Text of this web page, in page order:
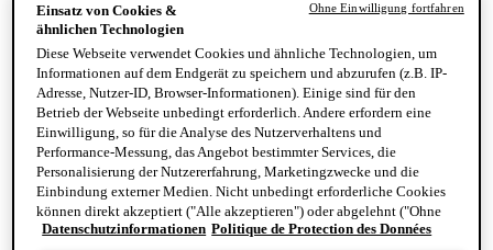
Finde deinen Hauttyp
Hand & Körper
Kategorie
Handseife & Balsam
Seife am Stück
Reinigung & Peeling für den Körper
Körperbalsame und Öle
Mundpflege & Deodorants
Alle Hand- und Körperpflegeprodukte anzeigen
Bemerkenswerte Formulierungen
Resurrection Aromatique Hand Wash
Eleos Aromatique Hand Balm
Einsatz von Cookies &
ähnlichen Technologien
Diese Webseite verwendet Cookies und ähnliche Technologien, um
Informationen auf dem Endgerät zu speichern und abzurufen (z.B. IP-
Adresse, Nutzer-ID, Browser-Informationen). Einige sind für den
Betrieb der Webseite unbedingt erforderlich. Andere erfordern eine
Einwilligung, so für die Analyse des Nutzerverhaltens und
Performance-Messung, das Angebot bestimmter Services, die
Personalisierung der Nutzererfahrung, Marketingzwecke und die
Einbindung externer Medien. Nicht unbedingt erforderliche Cookies
können direkt akzeptiert ("Alle akzeptieren") oder abgelehnt ("Ohne
Einwilligung fortfahren") werden. Individuelle Anpassungen der
Datenschutzinformationen Politique de Protection des Données
Ohne Einwilligung fortfahren